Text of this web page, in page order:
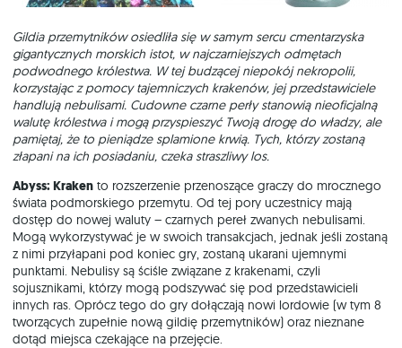
Gildia przemytników osiedliła się w samym sercu cmentarzyska
gigantycznych morskich istot, w najczarniejszych odmętach
podwodnego królestwa. W tej budzącej niepokój nekropolii,
korzystając z pomocy tajemniczych krakenów, jej przedstawiciele
handlują nebulisami. Cudowne czarne perły stanowią nieoficjalną
walutę królestwa i mogą przyspieszyć Twoją drogę do władzy, ale
pamiętaj, że to pieniądze splamione krwią. Tych, którzy zostaną
złapani na ich posiadaniu, czeka straszliwy los.
Abyss: Kraken to rozszerzenie przenoszące graczy do mrocznego
świata podmorskiego przemytu. Od tej pory uczestnicy mają
dostęp do nowej waluty – czarnych pereł zwanych nebulisami.
Mogą wykorzystywać je w swoich transakcjach, jednak jeśli zostaną
z nimi przyłapani pod koniec gry, zostaną ukarani ujemnymi
punktami. Nebulisy są ściśle związane z krakenami, czyli
sojusznikami, którzy mogą podszywać się pod przedstawicieli
innych ras. Oprócz tego do gry dołączają nowi lordowie (w tym 8
tworzących zupełnie nową gildię przemytników) oraz nieznane
dotąd miejsca czekające na przejęcie.